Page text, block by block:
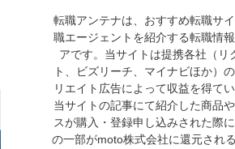
転職アンテナは、おすすめ転職サ
職エージェントを紹介する転職情
アです。当サイトは提携各社（リ
ト、ビズリーチ、マイナビほか）
リエイト広告によって収益を得てい
当サイトの記事にて紹介した商品
スが購入・登録申し込みされた際
の一部がmoto株式会社に還元され